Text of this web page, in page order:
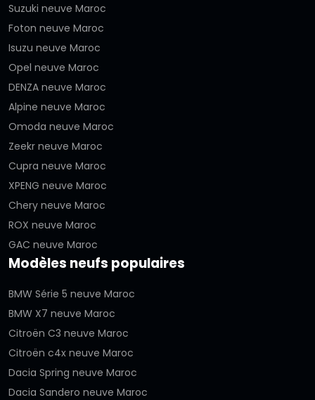
Suzuki neuve Maroc
Foton neuve Maroc
Isuzu neuve Maroc
Opel neuve Maroc
DENZA neuve Maroc
Alpine neuve Maroc
Omoda neuve Maroc
Zeekr neuve Maroc
Cupra neuve Maroc
XPENG neuve Maroc
Chery neuve Maroc
ROX neuve Maroc
GAC neuve Maroc
Modèles neufs populaires
BMW Série 5 neuve Maroc
BMW X7 neuve Maroc
Citroën C3 neuve Maroc
Citroën c4x neuve Maroc
Dacia Spring neuve Maroc
Dacia Sandero neuve Maroc